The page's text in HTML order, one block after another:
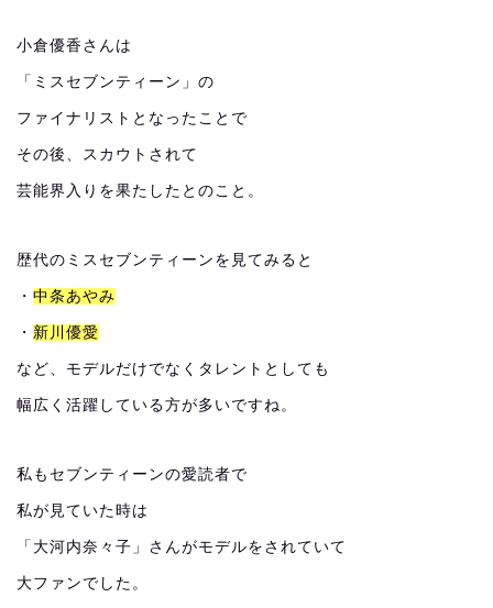
小倉優香さんは
「ミスセブンティーン」の
ファイナリストとなったことで
その後、スカウトされて
芸能界入りを果たしたとのこと。
歴代のミスセブンティーンを見てみると
・ 中条あやみ
・ 新川優愛
など、モデルだけでなくタレントとしても
幅広く活躍している方が多いですね。
私もセブンティーンの愛読者で
私が見ていた時は
「大河内奈々子」さんがモデルをされていて
大ファンでした。